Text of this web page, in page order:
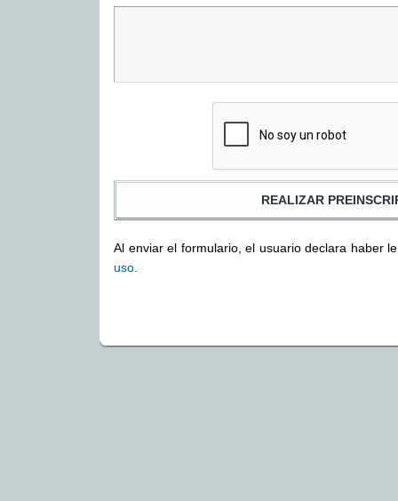
Al enviar el formulario, el usuario declara haber
uso.